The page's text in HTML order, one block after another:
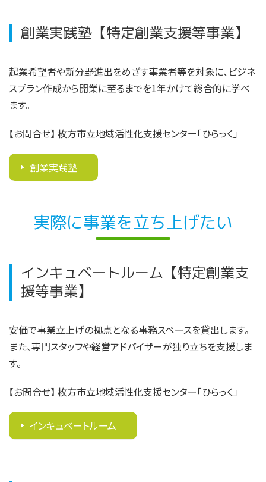
創業実践塾【特定創業支援等事業】
起業希望者や新分野進出をめざす事業者等を対象に、ビジネ
スプラン作成から開業に至るまでを1年かけて総合的に学べ
ます。
【お問合せ】 枚方市立地域活性化支援センター「ひらっく」
創業実践塾
実際に事業を立ち上げたい
インキュベートルーム【特定創業支
援等事業】
安価で事業立上げの拠点となる事務スペースを貸出します。
また、専門スタッフや経営アドバイザーが独り立ちを支援しま
す。
【お問合せ】 枚方市立地域活性化支援センター「ひらっく」
インキュベートルーム